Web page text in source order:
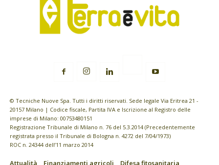
© Tecniche Nuove Spa. Tutti i diritti riservati. Sede legale Via Eritrea 21 -
20157 Milano | Codice fiscale, Partita IVA e Iscrizione al Registro delle
imprese di Milano: 00753480151
Registrazione Tribunale di Milano n. 76 del 5.3.2014 (Precedentemente
registrata presso il Tribunale di Bologna n. 4272 del 7/04/1973)
ROC n. 24344 dell’11 marzo 2014
Attualità Finanziamenti agricoli
Difesa fitosanitaria